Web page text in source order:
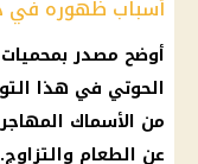
أسباب ظهوره
أوضح مصدر
الحوتي في هذا
من الأسماك
عن الطعام